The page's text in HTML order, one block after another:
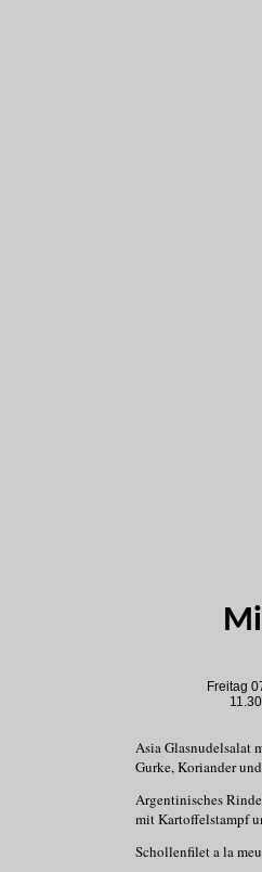
Freitag
11.30-
Asia Glasnudelsalat
Gurke,
Argentinisches
mit
Schollenfilet a la